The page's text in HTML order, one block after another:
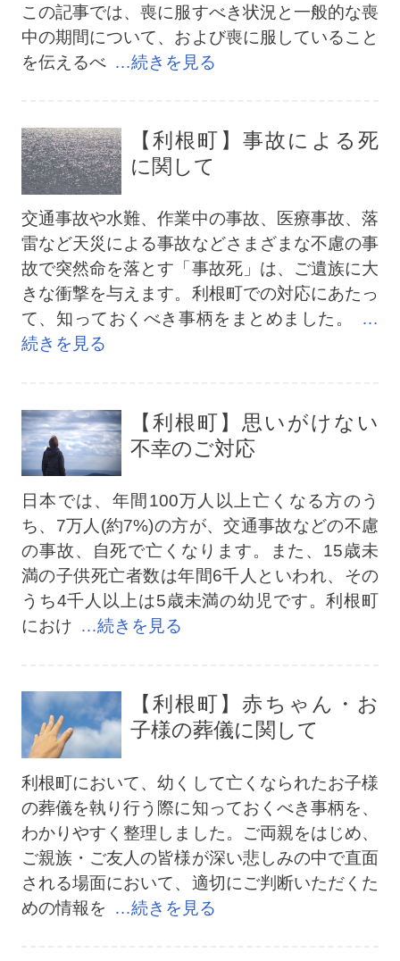
この記事では、喪に服すべき状況と一般的な喪
中の期間について、および喪に服していること
を伝えるべ …続きを見る
【利根町】事故による死
に関して
交通事故や水難、作業中の事故、医療事故、落
雷など天災による事故などさまざまな不慮の事
故で突然命を落とす「事故死」は、ご遺族に大
きな衝撃を与えます。利根町での対応にあたっ
て、知っておくべき事柄をまとめました。
…
続きを見る
【利根町】思いがけない
不幸のご対応
日本では、年間100万人以上亡くなる方のう
ち、7万人(約7%)の方が、交通事故などの不慮
の事故、自死で亡くなります。また、15歳未
満の子供死亡者数は年間6千人といわれ、その
うち4千人以上は5歳未満の幼児です。利根町
におけ …続きを見る
【利根町】赤ちゃん・お
子様の葬儀に関して
利根町において、幼くして亡くなられたお子様
の葬儀を執り行う際に知っておくべき事柄を、
わかりやすく整理しました。ご両親をはじめ、
ご親族・ご友人の皆様が深い悲しみの中で直面
される場面において、適切にご判断いただくた
めの情報を
…続きを見る